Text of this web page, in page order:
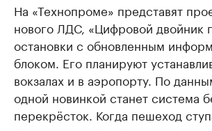
На «Технопроме» представят
нового ЛДС, «Цифровой двойник
остановки с обновленным
блоком. Его планируют
вокзалах и в аэропорту. По
одной новинкой станет система
перекрёсток. Когда пешеход